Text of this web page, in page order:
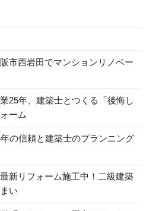
市西岩田でマンションリノベー
25年、建築士とつくる「後悔し
ーム
年の信頼と建築士のプランニング
新リフォーム施工中！二級建築
い